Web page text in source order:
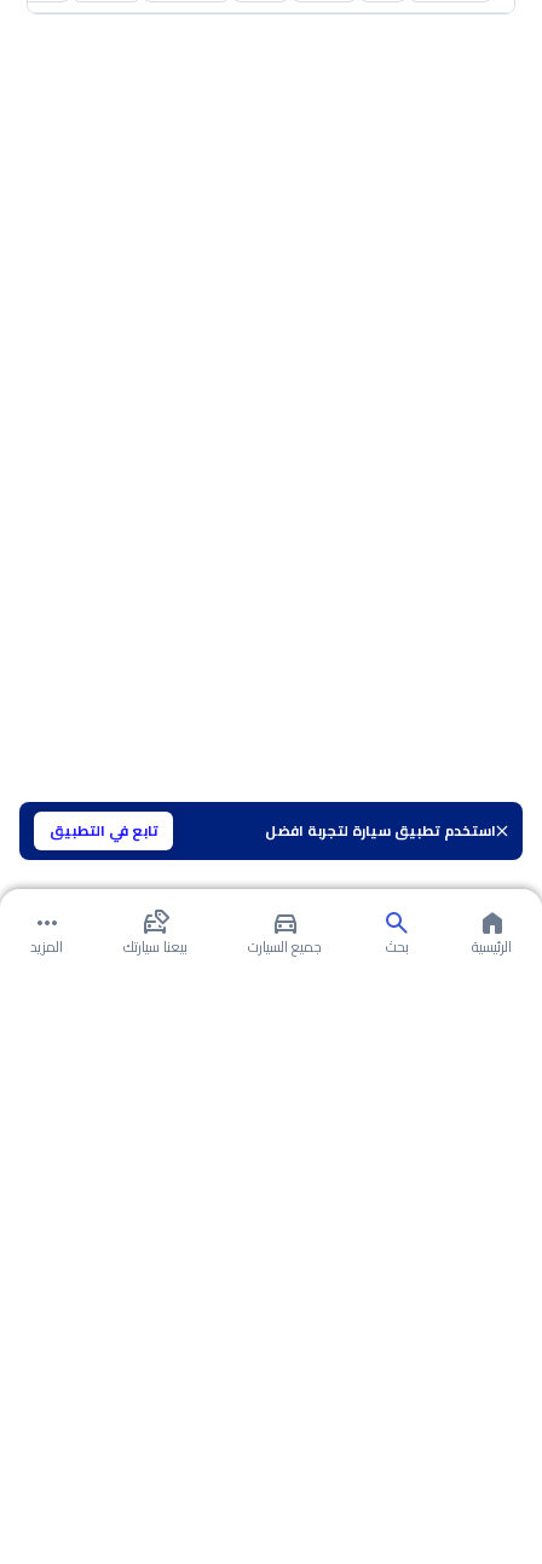
استخدم تطبيق سيارة لتجربة افضل تابع في التطبيق
الرئيسية بحث جميع السيارت بيعنا سيارتك المزيد